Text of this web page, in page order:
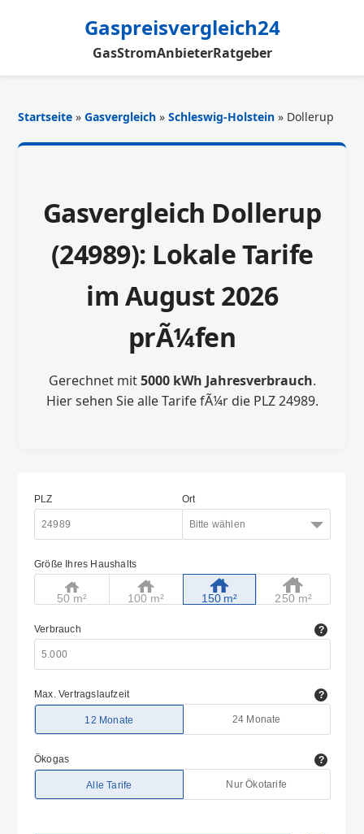
Gaspreisvergleich24
GasStromAnbieterRatgeber
Startseite »Gasvergleich »Schleswig-Holstein » Dollerup
Gasvergleich Dollerup
(24989): Lokale Tarife
im August 2026
prÃ¼fen
Gerechnet mit5000 kWh Jahresverbrauch.
Hier sehen Sie alle Tarife fÃ¼r die PLZ 24989.